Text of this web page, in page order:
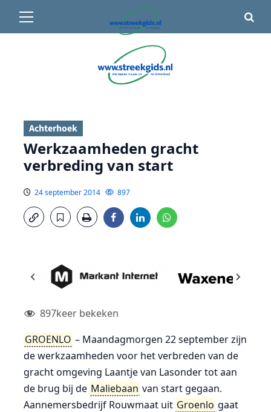
21°C• Vandaag 15° / 24°
menu
Achterhoek
Werkzaamheden gracht
verbreding van start
24 september 2014 897
897keer bekeken
GROENLO – Maandagmorgen 22 september zijn
de werkzaamheden voor het verbreden van de
gracht omgeving Laantje van Lasonder tot aan
de brug bij de Maliebaan van start gegaan.
Aannemersbedrijf Rouwmaat uit Groenlo gaat